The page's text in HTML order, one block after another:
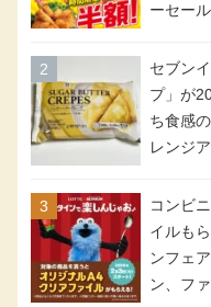
ーセー
アメリ
セブン
プ」が
ち食感
レンジ
コンビ
イルも
ンフェ
ン、フ